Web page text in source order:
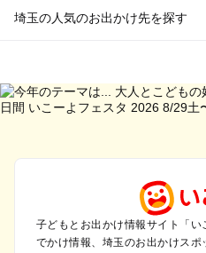
埼玉の人気のお出かけ先を探す
を探す
川越・所沢・入間・新座のプー
秩父・長瀞のプールお出かけ
川口・戸田・和光・朝霞のプー
飯能・坂戸・東松山・日高のプ
久喜・行田・加須・羽生のプー
熊谷・太田・足利・古河のプー
子どもとお出かけ情報サイト「
でかけ情報、埼玉のお出かけス